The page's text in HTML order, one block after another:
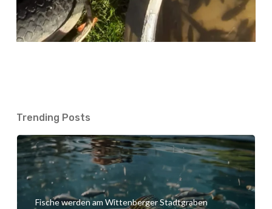
Trending Posts
Fische werden am Wittenberger Stadtgraben